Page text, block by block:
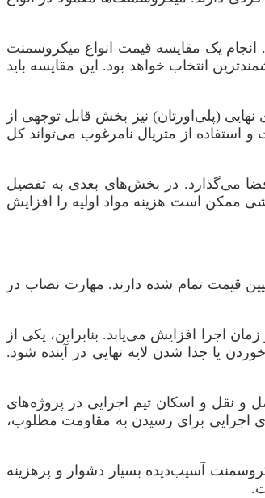
انجام یک مقایسه قیمت انواع میکروسمنت
انتخاب خواهد بود. این مقایسه باید
نهایی (پلی‌اورتان) نیز بخش قابل توجهی از
از متریال نامرغوب می‌تواند کل
فضا می‌گذارد. در بخش‌های بعدی به تفصیل
ممکن است هزینه مواد اولیه را افزایش
قیمت تمام شده دارند. مهارت نصاب در
اجرا افزایش می‌یابد. بنابراین، یکی از
یا جدا شدن لایه نهایی در آینده شود.
و نقل و اسکان تیم اجرایی در پروژه‌های
اجرایی برای رسیدن به مقاومت مطلوب،
آسیب‌دیده بسیار دشوار و پرهزینه